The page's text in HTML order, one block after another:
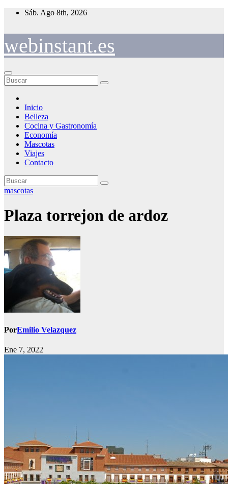
Saltar
Sáb. Ago 8th, 2026
webinstant.es
Inicio
Belleza
Cocina y Gastronomía
Economía
Mascotas
Viajes
Contacto
mascotas
Plaza torrejon de ardoz
PorEmilio Velazquez
Ene 7, 2022